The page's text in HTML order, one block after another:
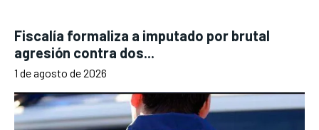
Fiscalía formaliza a imputado por brutal
agresión contra dos...
1 de agosto de 2026